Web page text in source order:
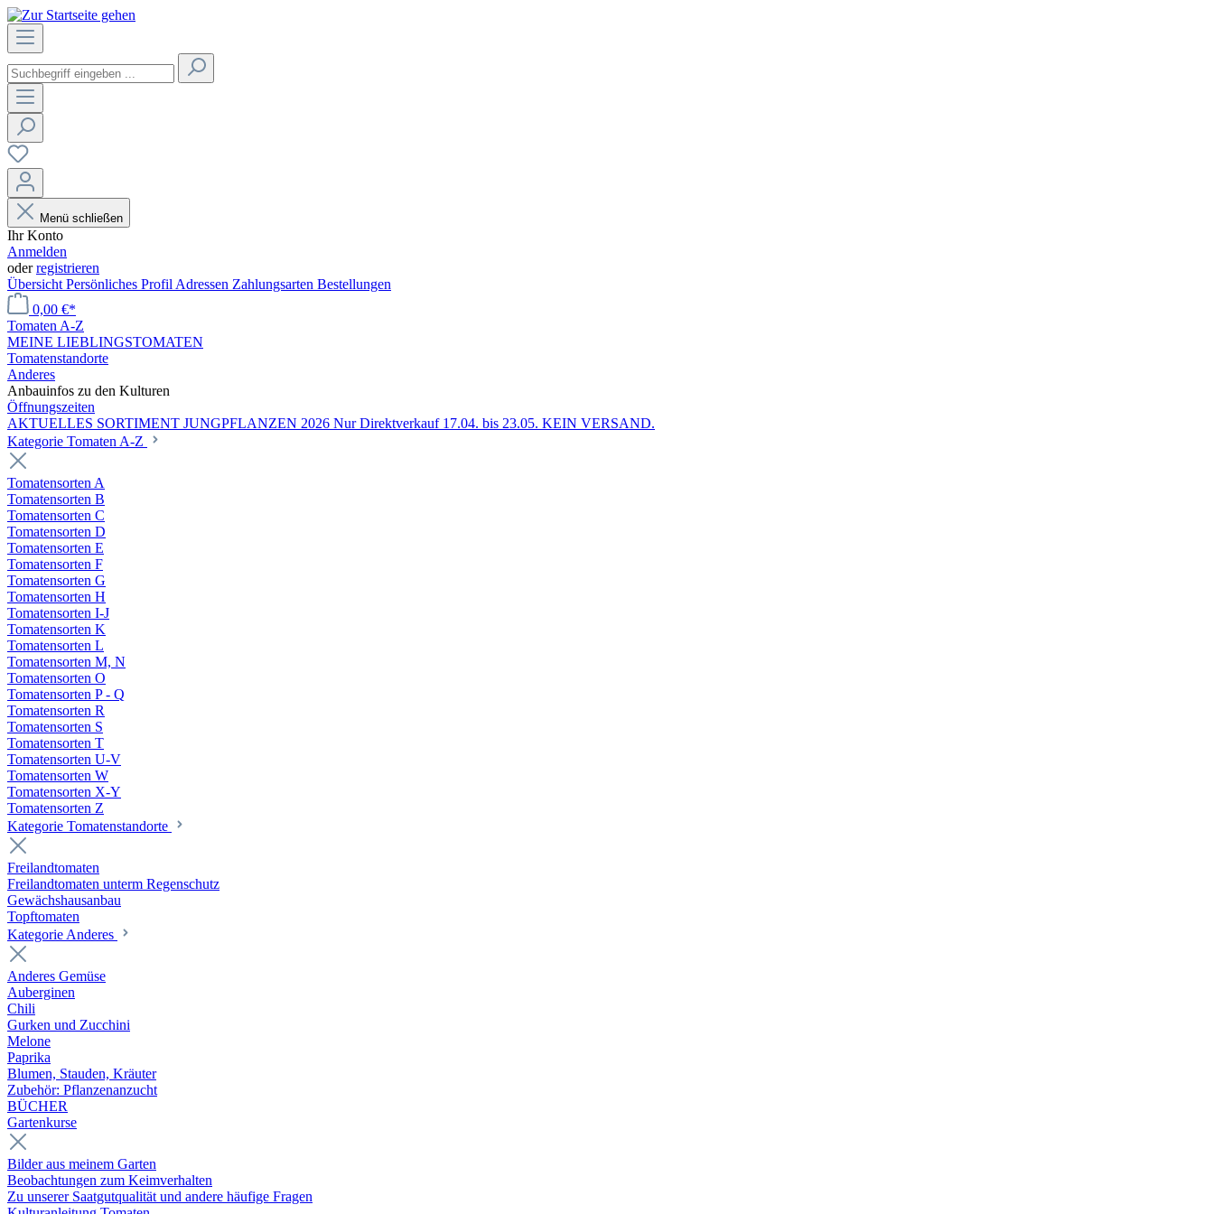
Menü schließen
Ihr Konto
Anmelden
oderregistrieren
Übersicht Persönliches Profil Adressen Zahlungsarten Bestellungen
0,00 €*
Tomaten A-Z
MEINE LIEBLINGSTOMATEN
Tomatenstandorte
Anderes
Anbauinfos zu den Kulturen
Öffnungszeiten
AKTUELLES SORTIMENT JUNGPFLANZEN 2026 Nur Direktverkauf 17.04. bis 23.05. KEIN VERSAND.
Kategorie Tomaten A-Z
Tomatensorten A
Tomatensorten B
Tomatensorten C
Tomatensorten D
Tomatensorten E
Tomatensorten F
Tomatensorten G
Tomatensorten H
Tomatensorten I-J
Tomatensorten K
Tomatensorten L
Tomatensorten M, N
Tomatensorten O
Tomatensorten P - Q
Tomatensorten R
Tomatensorten S
Tomatensorten T
Tomatensorten U-V
Tomatensorten W
Tomatensorten X-Y
Tomatensorten Z
Kategorie Tomatenstandorte
Freilandtomaten
Freilandtomaten unterm Regenschutz
Gewächshausanbau
Topftomaten
Kategorie Anderes
Anderes Gemüse
Auberginen
Chili
Gurken und Zucchini
Melone
Paprika
Blumen, Stauden, Kräuter
Zubehör: Pflanzenanzucht
BÜCHER
Gartenkurse
Bilder aus meinem Garten
Beobachtungen zum Keimverhalten
Zu unserer Saatgutqualität und andere häufige Fragen